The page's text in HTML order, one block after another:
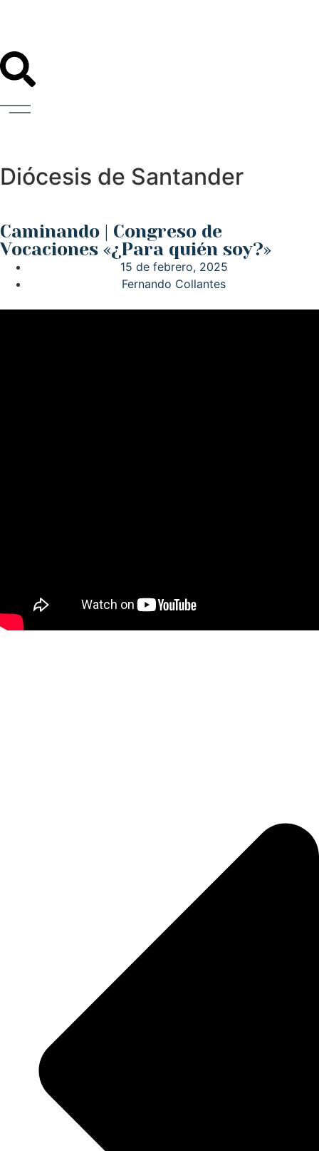
Diócesis de Santander
Caminando | Congreso de
Vocaciones «¿Para quién soy?»
15 de febrero, 2025
Fernando Collantes